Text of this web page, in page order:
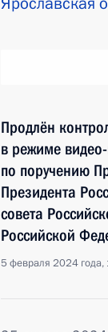
Продлён
в режиме
по поручению
Президента
совета
Российской
5 февраля 2024